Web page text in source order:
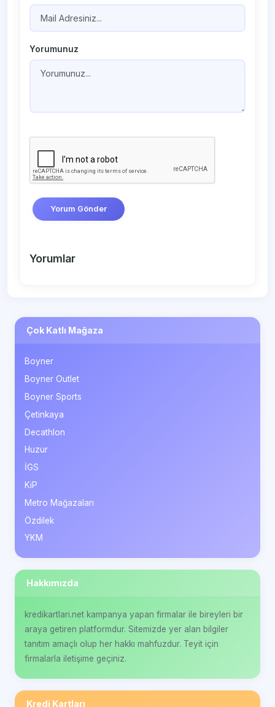
Yorumunuz
Yorum Gönder
Yorumlar
Çok Katlı Mağaza
Boyner
Boyner Outlet
Boyner Sports
Çetinkaya
Decathlon
Huzur
İGS
KiP
Metro Mağazaları
Özdilek
YKM
Hakkımızda
kredikartlari.net kampanya yapan firmalar ile bireyleri bir
araya getiren platformdur. Sitemizde yer alan bilgiler
tanıtım amaçlı olup her hakkı mahfuzdur. Teyit için
firmalarla iletişime geçiniz.
Kredi Kartları